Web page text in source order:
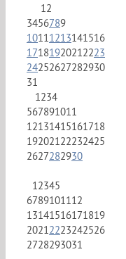
1 2
3456789
1011 1213141516
1718192021 2223
24252627282930
31
1 234
567891011
12131415161718
192021 22232425
2627282930
1 2345
67891011 12
13141516171819
2021 2223242526
2728293031